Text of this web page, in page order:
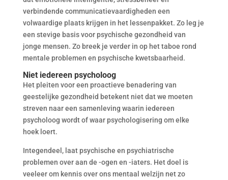
verbindende communicatievaardigheden een
volwaardige plaats krijgen in het lessenpakket. Zo leg je
een stevige basis voor psychische gezondheid van
jonge mensen. Zo breek je verder in op het taboe rond
mentale problemen en psychische kwetsbaarheid.
Niet iedereen psycholoog
Het pleiten voor een proactieve benadering van
geestelijke gezondheid betekent niet dat we moeten
streven naar een samenleving waarin iedereen
psycholoog wordt of waar psychologisering om elke
hoek loert.
Integendeel, laat psychische en psychiatrische
problemen over aan de -ogen en -iaters. Het doel is
veeleer om kennis over ons mentaal welzijn net zo